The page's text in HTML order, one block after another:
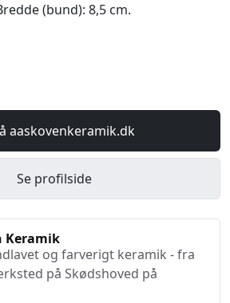
(bund): 8,5 cm.
aaskovenkeramik.dk
Se profilside
Keramik
og farverigt keramik - fra
på Skødshoved på